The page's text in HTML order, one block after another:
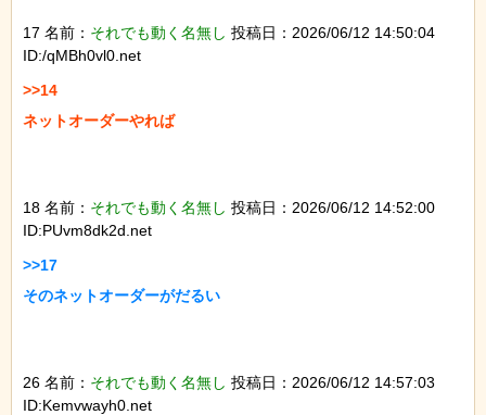
17 名前： それでも動く名無し 投稿日：2026/06/12 14:50:04
ID:/qMBh0vl0.net
>>14
ネットオーダーやれば
18 名前： それでも動く名無し 投稿日：2026/06/12 14:52:00
ID:PUvm8dk2d.net
>>17
そのネットオーダーがだるい
26 名前： それでも動く名無し 投稿日：2026/06/12 14:57:03
ID:Kemvwayh0.net